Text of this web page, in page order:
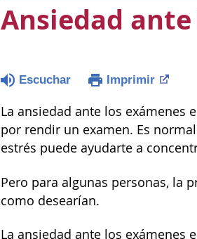
Ansiedad
Escuchar Imprimir
La ansiedad ante los exámenes
por rendir un examen. Es
estrés puede ayudarte a
Pero para algunas personas, la
como desearían.
La ansiedad ante los exámenes